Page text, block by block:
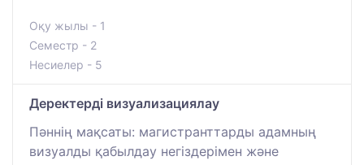
Оқу жылы - 1
Семестр - 2
Несиелер - 5
Деректерді визуализациялау
Пәннің мақсаты: магистранттарды адамның
визуалды қабылдау негіздерімен және